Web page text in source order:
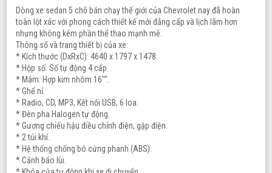
Dòng xe sedan 5 chỗ bán chạy thế giới của Chevrolet nay đã hoàn
toàn lột xác với phong cách thiết kế mới đẳng cấp và lịch lãm hơn
nhưng không kém phần thể thao mạnh mẽ.
Thông số và trang thiết bị của xe:
* Kích thước (DxRxC): 4640 x 1797 x 1478.
* Hộp số: Số tự động 4 cấp.
* Mâm: Hợp kim nhôm 16"".
* Ghế nỉ.
* Radio, CD, MP3, Kết nối USB, 6 loa.
* Đèn pha Halogen tự động.
* Gương chiếu hậu điều chỉnh điện, gập điện.
* 2 túi khí.
* Hệ thống chống bó cứng phanh (ABS).
* Cảnh báo lùi.